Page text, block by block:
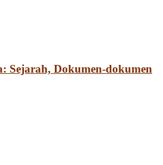
Sejarah, Dokumen-dokumen